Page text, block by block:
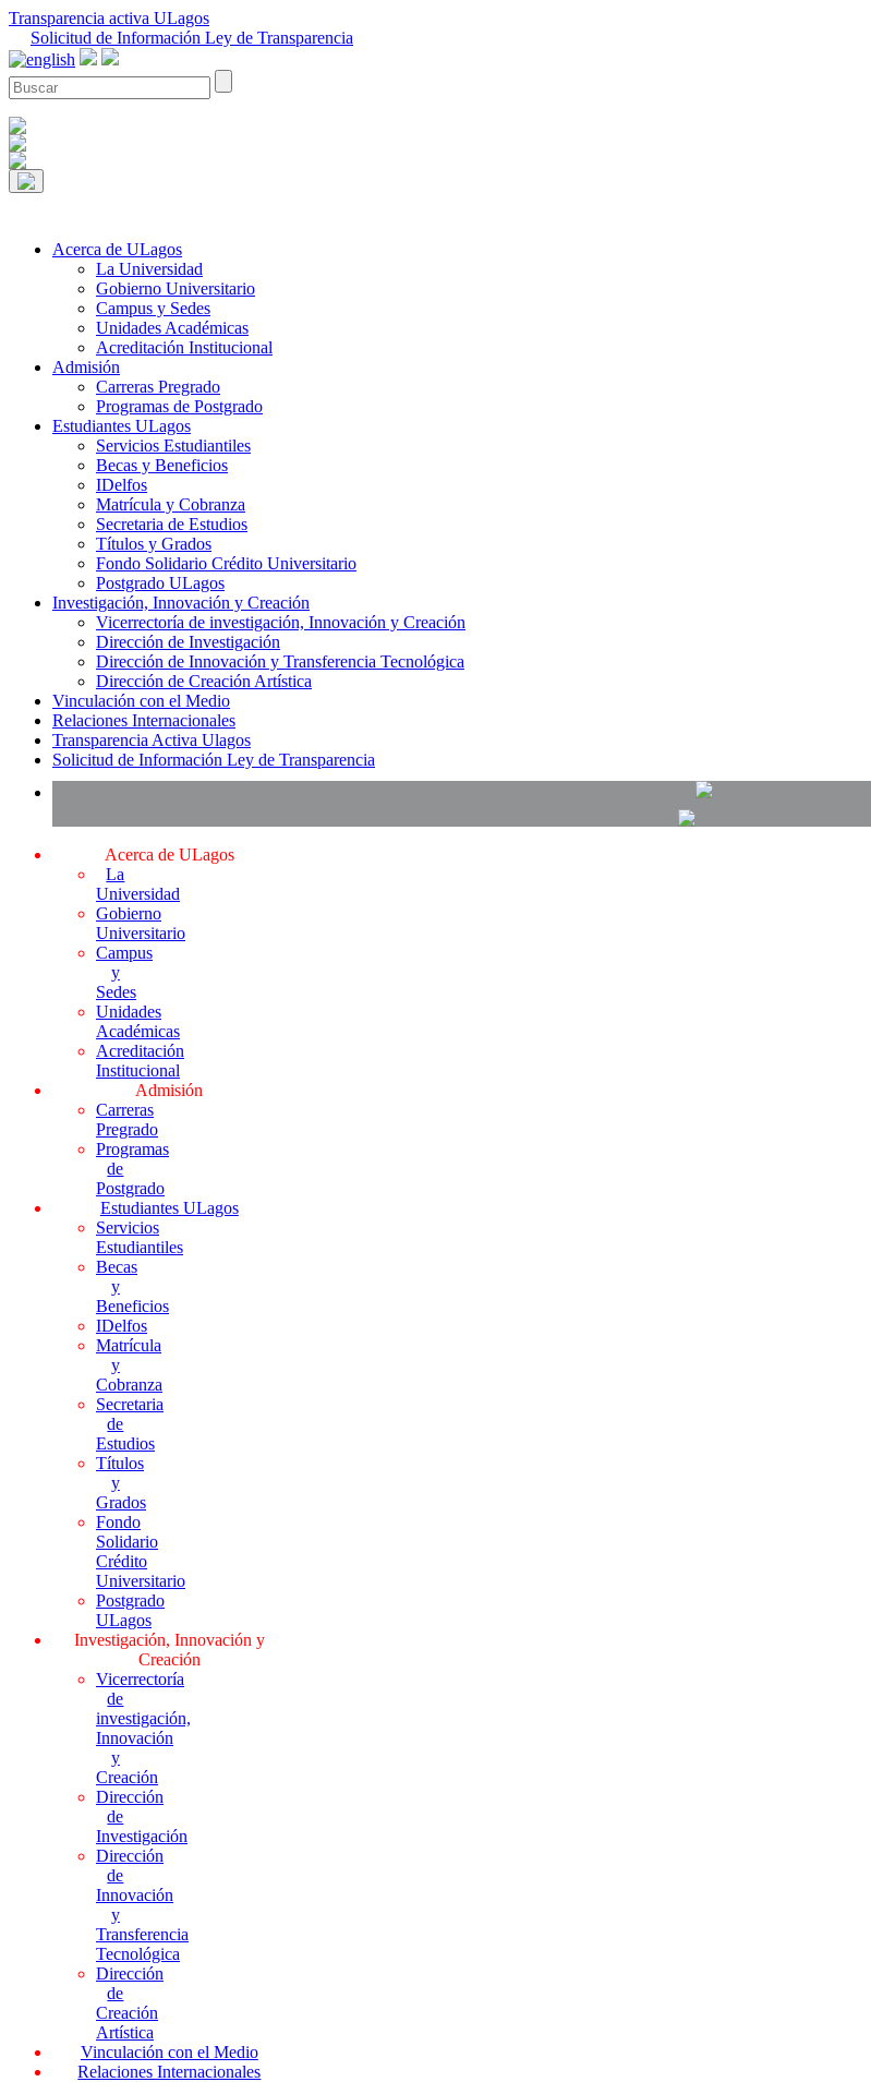
Transparencia activa ULagos
Solicitud de Información Ley de Transparencia
Acerca de ULagos
La Universidad
Gobierno Universitario
Campus y Sedes
Unidades Académicas
Acreditación Institucional
Admisión
Carreras Pregrado
Programas de Postgrado
Estudiantes ULagos
Servicios Estudiantiles
Becas y Beneficios
IDelfos
Matrícula y Cobranza
Secretaria de Estudios
Títulos y Grados
Fondo Solidario Crédito Universitario
Postgrado ULagos
Investigación, Innovación y Creación
Vicerrectoría de investigación, Innovación y Creación
Dirección de Investigación
Dirección de Innovación y Transferencia Tecnológica
Dirección de Creación Artística
Vinculación con el Medio
Relaciones Internacionales
Transparencia Activa Ulagos
Solicitud de Información Ley de Transparencia
Acerca de ULagos
La
Universidad
Gobierno
Universitario
Campus
y
Sedes
Unidades
Académicas
Acreditación
Institucional
Admisión
Carreras
Pregrado
Programas
de
Postgrado
Estudiantes ULagos
Servicios
Estudiantiles
Becas
y
Beneficios
IDelfos
Matrícula
y
Cobranza
Secretaria
de
Estudios
Títulos
y
Grados
Fondo
Solidario
Crédito
Universitario
Postgrado
ULagos
Investigación, Innovación y
Creación
Vicerrectoría
de
investigación,
Innovación
y
Creación
Dirección
de
Investigación
Dirección
de
Innovación
y
Transferencia
Tecnológica
Dirección
de
Creación
Artística
Vinculación con el Medio
Relaciones Internacionales